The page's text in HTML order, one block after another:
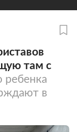
там с
ребенка
в